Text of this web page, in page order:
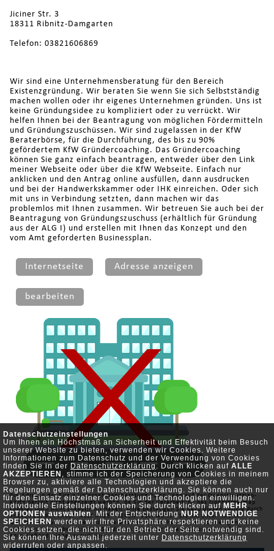
Datenschutzeinstellungen
Um Ihnen ein Höchstmaß an Sicherheit und Effektivität beim Besuch
unserer Website zu bieten, verwenden wir Cookies. Weitere
Informationen zum Datenschutz und der Verwendung von Cookies
finden Sie in der Datenschutzerklärung. Durch klicken auf ALLE
AKZEPTIEREN , stimme ich der Speicherung von Cookies in meinem
Browser zu, aktiviere alle Technologien und akzeptiere die
Regelungen gemäß der Datenschutzerklärung. Sie können auch nur
für den Einsatz einzelner Cookies und Technologien einwilligen.
Individuelle Einstellungen können Sie durch klicken auf MEHR
OPTIONEN auswählen. Mit der EntscheidungNUR NOTWENDIGE
SPEICHERNwerden wir Ihre Privatsphäre respektieren und keine
Cookies setzen, die nicht für den Betrieb der Seite notwendig sind.
Sie können Ihre Auswahl jederzeit unter Datenschutzerklärung
widerrufen oder anpassen.
Jiciner Str. 3
18311 Ribnitz-Damgarten
Telefon: 03821606869
Wir sind eine Unternehmensberatung für den Bereich
Existenzgründung. Wir beraten Sie wenn Sie sich Selbstständig
machen wollen oder ihr eigenes Unternehmen gründen. Uns ist
keine Gründungsidee zu kompliziert oder zu verrückt. Wir
helfen Ihnen bei der Beantragung von möglichen Fördermitteln
und Gründungszuschüssen. Wir sind zugelassen in der KfW
Beraterbörse, für die Durchführung, des bis zu 90%
gefördertem KfW Gründercoaching. Das Gründercoaching
können Sie ganz einfach beantragen, entweder über den Link
meiner Webseite oder über die KfW Webseite. Einfach nur
anklicken und den Antrag online ausfüllen, dann ausdrucken
und bei der Handwerkskammer oder IHK einreichen. Oder sich
mit uns in Verbindung setzten, dann machen wir das
problemlos mit Ihnen zusammen. Wir betreuen Sie auch bei der
Beantragung von Gründungszuschuss (erhältlich für Gründung
aus der ALG I) und erstellen mit Ihnen das Konzept und den
vom Amt geforderten Businessplan.
Internetseite Adresse anzeigen
bearbeiten
Die Adresse der Firma Unternehmensberatung Pump kann auf der Openstreetmap-
Karte derzeit nicht angezeigt werden, da Sie der Verarbeitung des Openstreetmap
Cookies noch nicht zugestimmt haben. Bitte bestätigen Sie dazu diesen Cookie durch
klicken auf den Knopf "ALLE AKZEPTIEREN" oder wählen Sie ihn unter "MEHR
OPTIONEN" aus. Falls Sie diesen bereits deaktiviert haben oder Cookies generell
widersprochen haben, können Sie diesen
hierunter "alle Cookies widerrufen"
anschließend wieder auswählen.